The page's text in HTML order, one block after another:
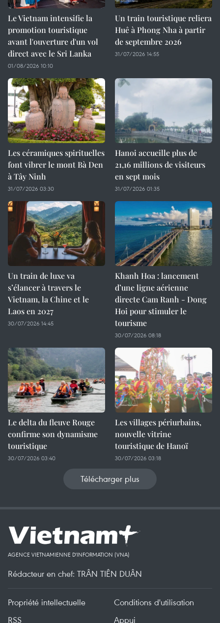
Le Vietnam intensifie la
promotion touristique
avant l'ouverture d'un vol
direct avec le Sri Lanka
01/08/2026 10:10
Un train touristique reliera
Huê à Phong Nha à partir
de septembre 2026
31/07/2026 14:55
Les céramiques spirituelles
font vibrer le mont Bà Den
à Tây Ninh
31/07/2026 03:30
Hanoi accueille plus de
21,16 millions de visiteurs
en sept mois ​
31/07/2026 01:35
Un train de luxe va
s’élancer à travers le
Vietnam, la Chine et le
Laos en 2027
30/07/2026 14:45
Khanh Hoa : lancement
d’une ligne aérienne
directe Cam Ranh - Dong
Hoi pour stimuler le
tourisme
30/07/2026 08:18
Le delta du fleuve Rouge
confirme son dynamisme
touristique
30/07/2026 03:40
Les villages périurbains,
nouvelle vitrine
touristique de Hanoï
30/07/2026 03:18
Télécharger plus
AGENCE VIETNAMIENNE D'INFORMATION (VNA)
Rédacteur en chef: TRÂN TIÊN DUÂN
Propriété intellectuelle
Conditions d'utilisation
RSS
Appui